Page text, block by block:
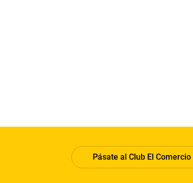
Pásate al Club El Comercio